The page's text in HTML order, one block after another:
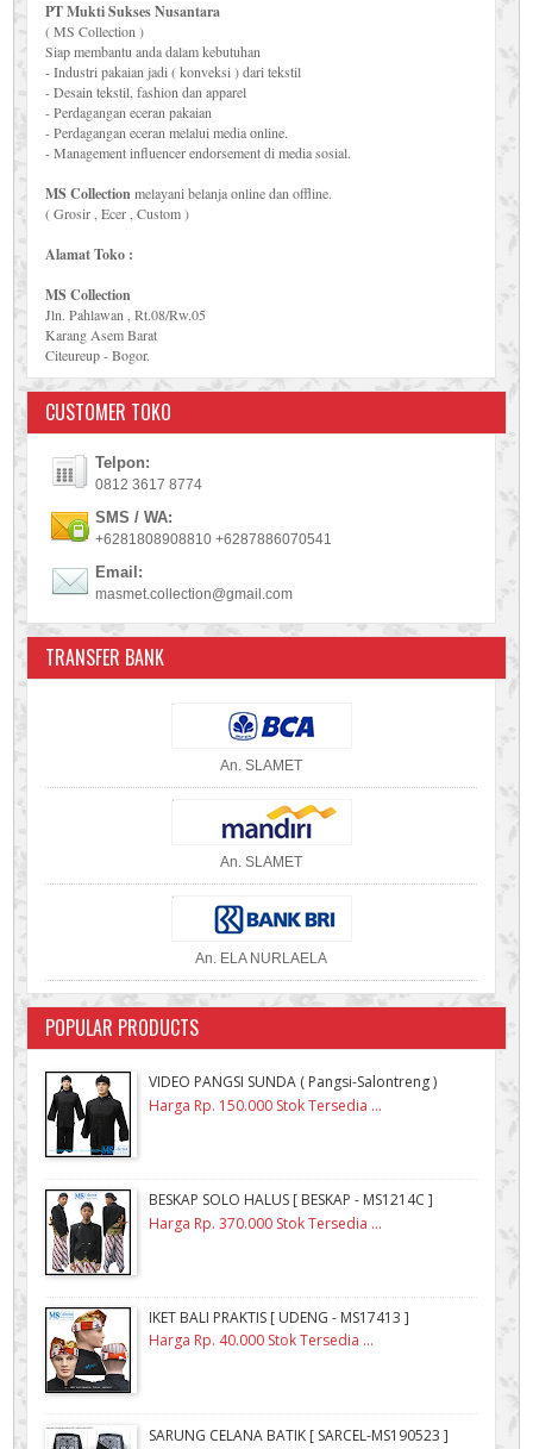
PT Mukti Sukses Nusantara
( MS Collection )
Siap membantu anda dalam kebutuhan
- Industri pakaian jadi ( konveksi ) dari tekstil
- Desain tekstil, fashion dan apparel
- Perdagangan eceran pakaian
- Perdagangan eceran melalui media online.
- Management influencer endorsement di media sosial.
MS Collectionmelayani belanja online dan offline.
( Grosir , Ecer , Custom )
Alamat Toko :
MS Collection
Jln. Pahlawan , Rt.08/Rw.05
Karang Asem Barat
Citeureup - Bogor.
CUSTOMER TOKO
Telpon:
0812 3617 8774
SMS / WA:
+6281808908810 +6287886070541
Email:
masmet.collection@gmail.com
TRANSFER BANK
An. SLAMET
An. SLAMET
An. ELA NURLAELA
POPULAR PRODUCTS
VIDEO PANGSI SUNDA ( Pangsi-Salontreng )
Harga Rp. 150.000 Stok Tersedia ...
BESKAP SOLO HALUS [ BESKAP - MS1214C ]
Harga Rp. 370.000 Stok Tersedia ...
IKET BALI PRAKTIS [ UDENG - MS17413 ]
Harga Rp. 40.000 Stok Tersedia ...
SARUNG CELANA BATIK [ SARCEL-MS190523 ]